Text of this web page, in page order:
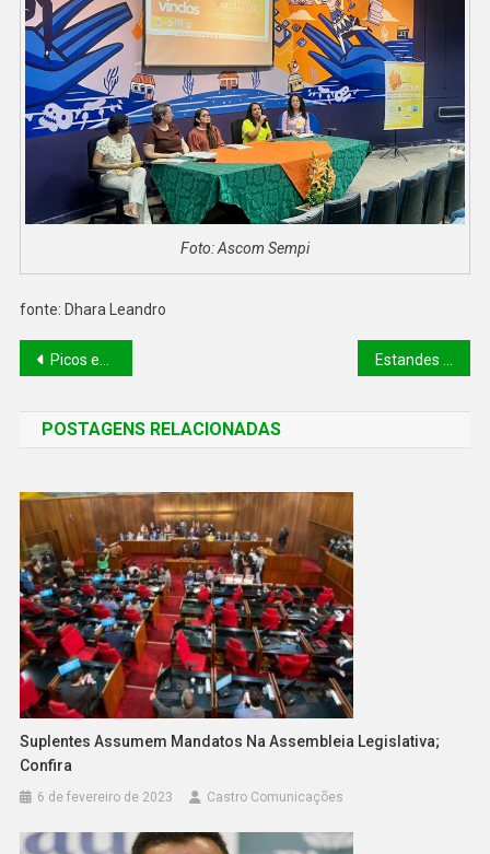
Foto: Ascom Sempi
fonte: Dhara Leandro
Picos está há 91 dias sem registros de homicídios e apresenta queda nos crimes violentos em 2025 Estandes do Governo do Estado levam tecnologia e novas ferramentas de IA ao NEON
POSTAGENS RELACIONADAS
Suplentes Assumem Mandatos Na Assembleia Legislativa;
Confira
6 de fevereiro de 2023 Castro Comunicações